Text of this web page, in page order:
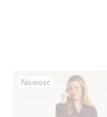
Nowość